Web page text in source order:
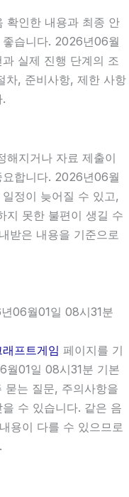
확인한 내용과 최종 안
습니다. 2026년06월
실제 진행 단계의 조
차, 준비사항, 제한 사항
해지거나 자료 제출이
합니다. 2026년06월
정이 늦어질 수 있고,
지 못한 불편이 생길 수
받은 내용을 기준으로
06월01일 08시31분
프트게임 페이지를 기
월01일 08시31분 기본
는 질문, 주의사항을
수 있습니다. 같은 음
용이 다를 수 있으므로